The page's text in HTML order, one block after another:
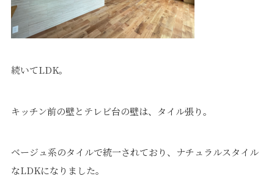
続いてLDK。
キッチン前の壁とテレビ台の壁は、タイル張り。
ベージュ系のタイルで統一されており、ナチュラルスタイル
なLDKになりました。